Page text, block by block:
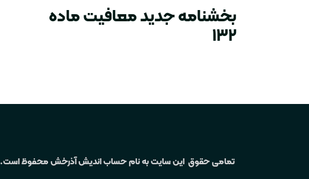
بخشنامه جدید معافیت ماده
١٣٢
تمامی حقوق این سایت به نام حساب اندیش آذرخش محفوظ است.